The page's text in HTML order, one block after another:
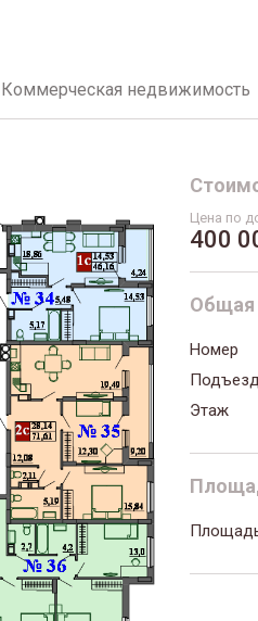
Коммерческая недвижимость
Цена по
400
Общая
Номер
Подъезд
Этаж